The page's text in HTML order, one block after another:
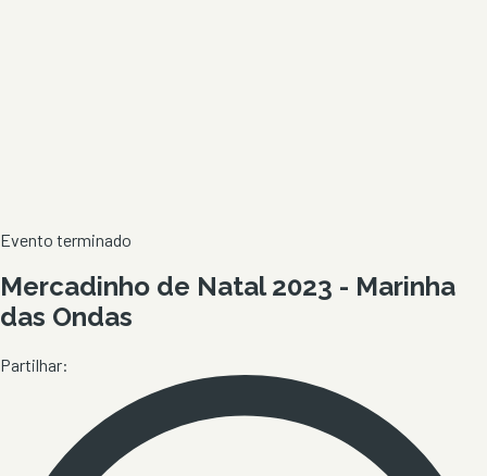
Evento terminado
Mercadinho de Natal 2023 - Marinha
das Ondas
Partilhar: